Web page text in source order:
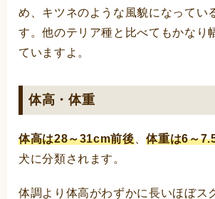
め、キツネのような風貌になってい
す。他のテリア種と比べてもかなり
ていますよ。
体高・体重
体高は28～31cm前後、体重は6～
犬に分類されます。
体調より体高がわずかに長いほぼス